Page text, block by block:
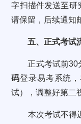
字扫描件发送至研
请保留，后续通知
五、正式考试
正式考试前30
码登录易考系统
试），调整好第二
本次考试不得迟